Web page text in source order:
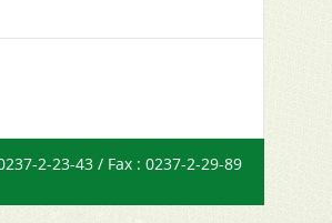
2-23-43 / Fax : 0237-2-29-89